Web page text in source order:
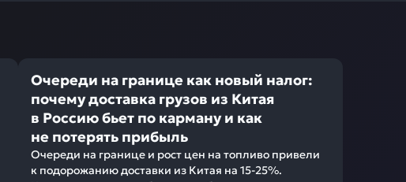
Очереди на границе как новый налог:
почему доставка грузов из Китая
в Россию бьет по карману и как
не потерять прибыль
Очереди на границе и рост цен на топливо привели
к подорожанию доставки из Китая на 15-25%.